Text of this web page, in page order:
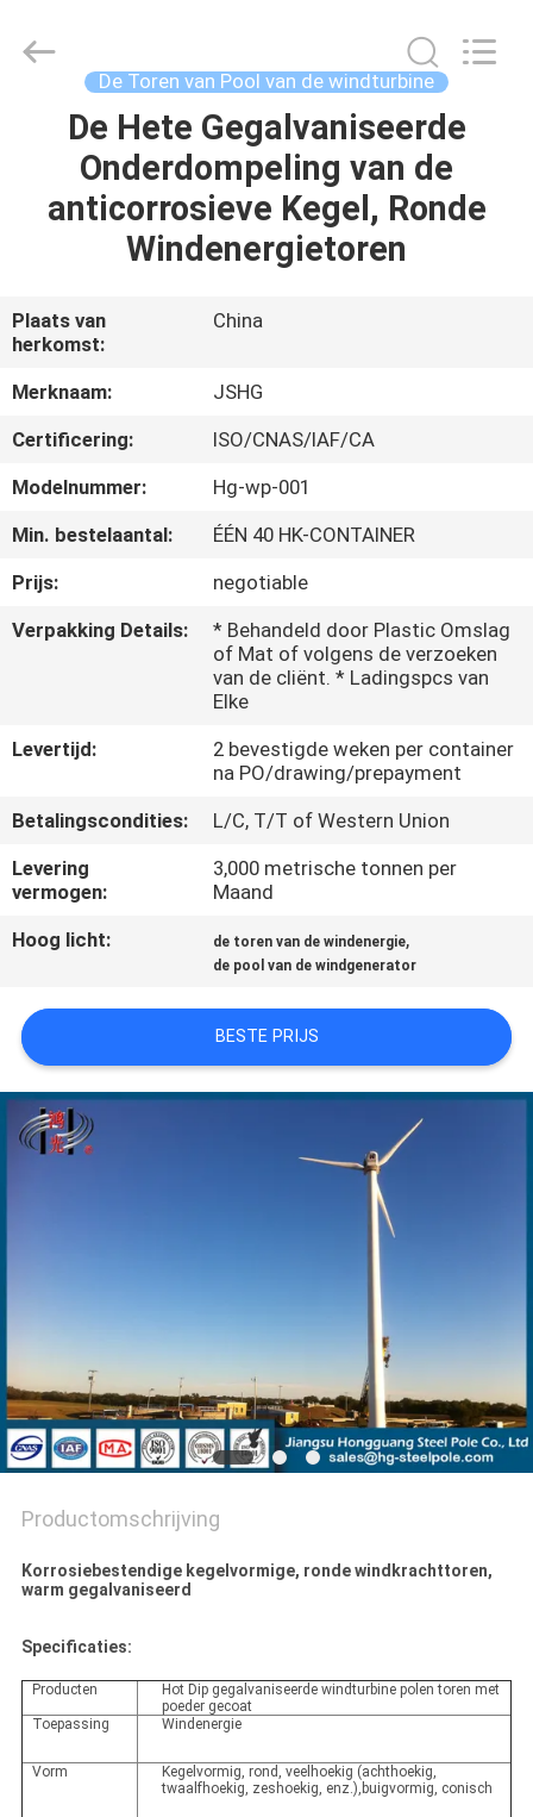
HUIS
PRODUCTEN
VR-
SHOW
ONGEVEER
FABRIEKSREIS
KWALITEITSCONTROLE
CONTACTEER
NIEUWS
VERZOEK
CITAAT
SITEMAP
PRIVACYBELEID
co.,ltd.
De Toren van Pool van de windturbine
De Hete Gegalvaniseerde
Onderdompeling van de
anticorrosieve Kegel, Ronde
Windenergietoren
Plaats van
herkomst:
China
Merknaam:
JSHG
Certificering:
ISO/CNAS/IAF/CA
Modelnummer:
Hg-wp-001
Min. bestelaantal:
ÉÉN 40 HK-CONTAINER
Prijs:
negotiable
Verpakking Details:
* Behandeld door Plastic Omslag
of Mat of volgens de verzoeken
van de cliënt. * Ladingspcs van
Elke
Levertijd:
2 bevestigde weken per container
na PO/drawing/prepayment
Betalingscondities:
L/C, T/T of Western Union
Levering
vermogen:
3,000 metrische tonnen per
Maand
Hoog licht:
de toren van de windenergie,
de pool van de windgenerator
BESTE PRIJS
Productomschrijving
Korrosiebestendige kegelvormige, ronde windkrachttoren,
warm gegalvaniseerd
Specificaties:
Producten
Hot Dip gegalvaniseerde windturbine polen toren met
poeder gecoat
Toepassing
Windenergie
Vorm
Kegelvormig, rond, veelhoekig (achthoekig,
twaalfhoekig, zeshoekig, enz.),buigvormig, conisch